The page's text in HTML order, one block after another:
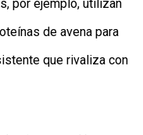
por ejemplo, utilizan
de avena para
que rivaliza con